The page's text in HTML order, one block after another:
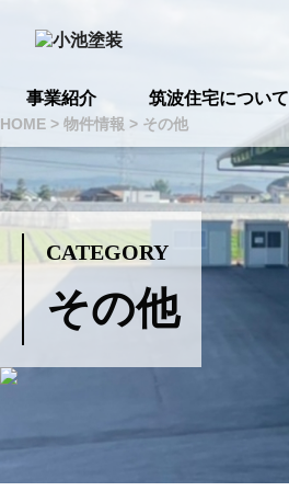
事業紹介 筑波住宅について
HOME > 物件情報 > その他
CATEGORY
その他